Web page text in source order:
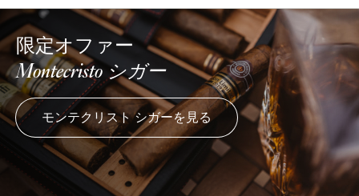
限定オファー
Montecristo シガー
モンテクリスト シガーを見る